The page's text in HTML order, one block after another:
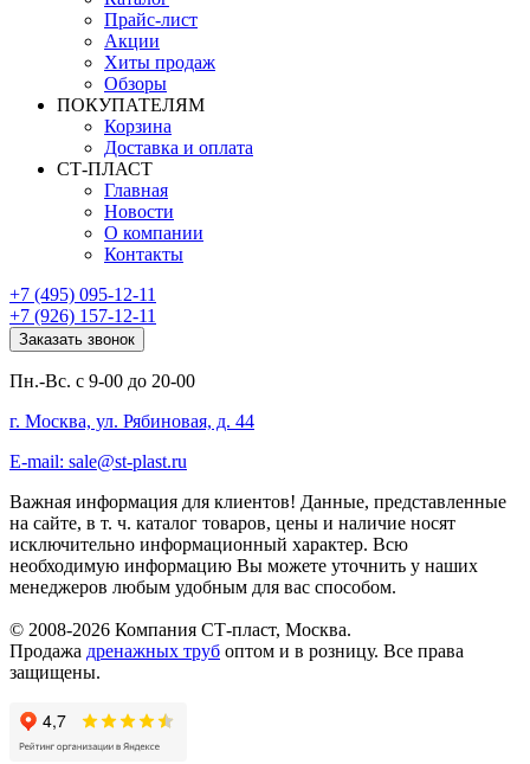
Прайс-лист
Акции
Хиты продаж
Обзоры
ПОКУПАТЕЛЯМ
Корзина
Доставка и оплата
СТ-ПЛАСТ
Главная
Новости
О компании
Контакты
+7 (495) 095-12-11
+7 (926) 157-12-11
Заказать звонок
Пн.-Вс. с 9-00 до 20-00
г. Москва, ул. Рябиновая, д. 44
E-mail: sale@st-plast.ru
Важная информация для клиентов! Данные, представленные
на сайте, в т. ч. каталог товаров, цены и наличие носят
исключительно информационный характер. Всю
необходимую информацию Вы можете уточнить у наших
менеджеров любым удобным для вас способом.
© 2008-2026 Компания СТ-пласт, Москва.
Продажа дренажных труб оптом и в розницу. Все права
защищены.